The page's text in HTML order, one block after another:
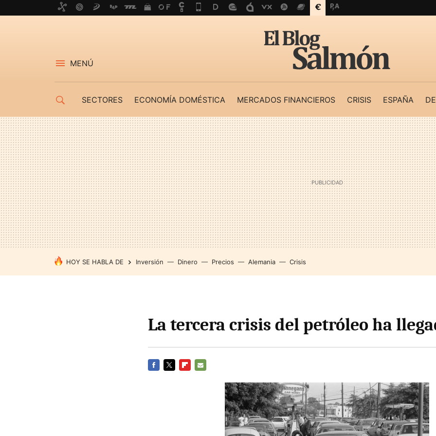
MENÚ
SECTORES ECONOMÍA DOMÉSTICA MERCADOS FINANCIEROS CRISIS ESPAÑA
HOY SE HABLA DE Inversión Dinero Precios Alemania Crisis
La tercera crisis del petróleo ha